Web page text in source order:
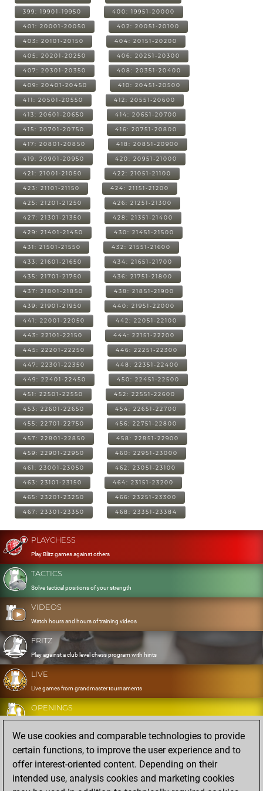
399: 19901-19950 400: 19951-20000
401: 20001-20050 402: 20051-20100
403: 20101-20150 404: 20151-20200
405: 20201-20250 406: 20251-20300
407: 20301-20350 408: 20351-20400
409: 20401-20450 410: 20451-20500
411: 20501-20550 412: 20551-20600
413: 20601-20650 414: 20651-20700
415: 20701-20750 416: 20751-20800
417: 20801-20850 418: 20851-20900
419: 20901-20950 420: 20951-21000
421: 21001-21050 422: 21051-21100
423: 21101-21150 424: 21151-21200
425: 21201-21250 426: 21251-21300
427: 21301-21350 428: 21351-21400
429: 21401-21450 430: 21451-21500
431: 21501-21550 432: 21551-21600
433: 21601-21650 434: 21651-21700
435: 21701-21750 436: 21751-21800
437: 21801-21850 438: 21851-21900
439: 21901-21950 440: 21951-22000
441: 22001-22050 442: 22051-22100
443: 22101-22150 444: 22151-22200
445: 22201-22250 446: 22251-22300
447: 22301-22350 448: 22351-22400
449: 22401-22450 450: 22451-22500
451: 22501-22550 452: 22551-22600
453: 22601-22650 454: 22651-22700
455: 22701-22750 456: 22751-22800
457: 22801-22850 458: 22851-22900
459: 22901-22950 460: 22951-23000
461: 23001-23050 462: 23051-23100
463: 23101-23150 464: 23151-23200
465: 23201-23250 466: 23251-23300
467: 23301-23350 468: 23351-23384
PLAYCHESS
Play Blitz games against others
TACTICS
Solve tactical positions of your strength
VIDEOS
Watch hours and hours of training videos
FRITZ
Play against a club level chess program with hints
LIVE
Live games from grandmaster tournaments
OPENINGS
Develop and exercise your openings
DATABASE
Eight million strong games
MYGAMES
Store and analyse your own games in the cloud
We use cookies and comparable technologies to provide
certain functions, to improve the user experience and to
offer interest-oriented content. Depending on their
intended use, analysis cookies and marketing cookies